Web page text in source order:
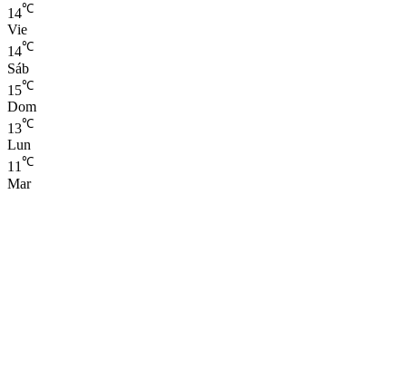
14℃
Vie
14℃
Sáb
15℃
Dom
13℃
Lun
11℃
Mar